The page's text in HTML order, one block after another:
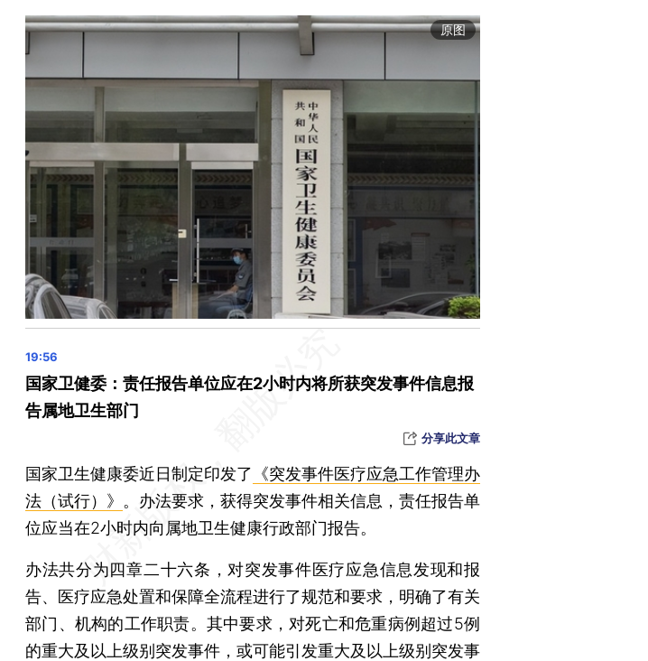
华北黄淮等地今夜雨雪又起 今冬以来最强冷空气蓄势待发
购房可申办落户 湖北武汉调整四项户口迁移政策
一批仿冒学术期刊网站的诈骗网站被关停
餐饮外卖类App个人信息收集情况测试报告发布 涉美团饿了么盒马等
晨读荐闻（国内、国际、市场消息28条）
刘强东内网发声：绝不躺平但改变需要时间
中国气候变化特使解振华：2030年前中国将实现碳达峰
阅文集团6亿元接手腾讯动漫
TikTok 75%控股印尼电商Tokopedia 电商业务重返印尼
原图
国家卫健委：责任报告单位应在2小时内将所获突发事件信息报
告属地卫生部门
分享此文章
国家卫生健康委近日制定印发了 《突发事件医疗应急工作管理办
法（试行）》 。办法要求，获得突发事件相关信息，责任报告单
位应当在2小时内向属地卫生健康行政部门报告。
办法共分为四章二十六条，对突发事件医疗应急信息发现和报
告、医疗应急处置和保障全流程进行了规范和要求，明确了有关
部门、机构的工作职责。其中要求，对死亡和危重病例超过5例
的重大及以上级别突发事件，或可能引发重大及以上级别突发事